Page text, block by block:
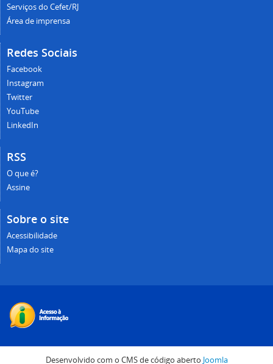
Serviços do Cefet/RJ
Área de imprensa
Redes Sociais
Facebook
Instagram
Twitter
YouTube
LinkedIn
RSS
O que é?
Assine
Sobre o site
Acessibilidade
Mapa do site
Desenvolvido com o CMS de código aberto Joomla